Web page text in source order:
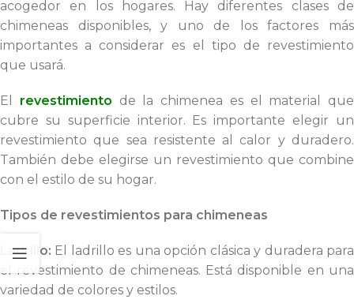
acogedor en los hogares. Hay diferentes clases de
chimeneas disponibles, y uno de los factores más
importantes a considerar es el tipo de revestimiento
que usará.
El revestimiento de la chimenea es el material que
cubre su superficie interior. Es importante elegir un
revestimiento que sea resistente al calor y duradero.
También debe elegirse un revestimiento que combine
con el estilo de su hogar.
Tipos de revestimientos para chimeneas
Ladrillo: El ladrillo es una opción clásica y duradera para
el revestimiento de chimeneas. Está disponible en una
variedad de colores y estilos.